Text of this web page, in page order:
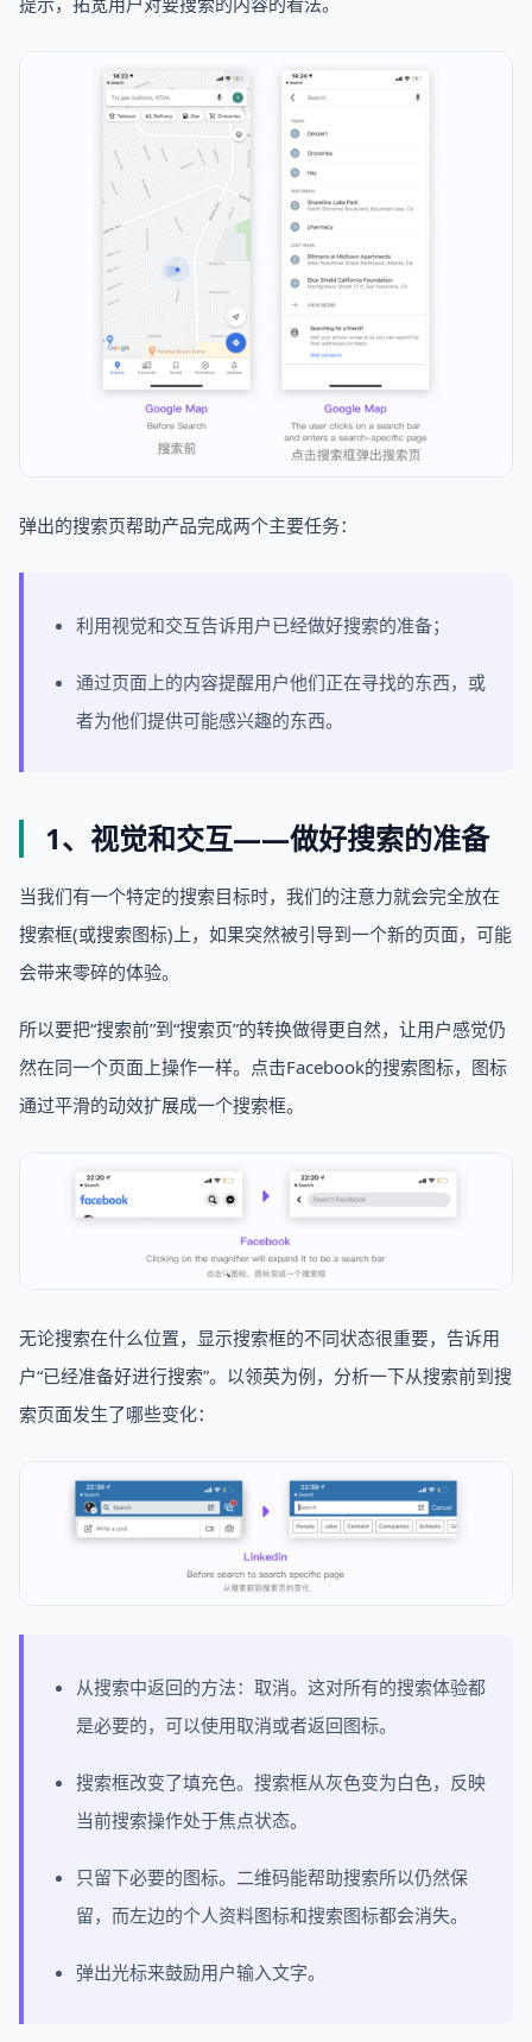
弹出的搜索页帮助产品完成两个主要任务：
利用视觉和交互告诉用户已经做好搜索的准备；
通过页面上的内容提醒用户他们正在寻找的东西，或
者为他们提供可能感兴趣的东西。
1、视觉和交互——做好搜索的准备
当我们有一个特定的搜索目标时，我们的注意力就会完全放在
搜索框(或搜索图标)上，如果突然被引导到一个新的页面，可能
会带来零碎的体验。
所以要把“搜索前”到“搜索页”的转换做得更自然，让用户感觉仍
然在同一个页面上操作一样。点击Facebook的搜索图标，图标
通过平滑的动效扩展成一个搜索框。
无论搜索在什么位置，显示搜索框的不同状态很重要，告诉用
户“已经准备好进行搜索”。以领英为例，分析一下从搜索前到搜
索页面发生了哪些变化：
从搜索中返回的方法：取消。这对所有的搜索体验都
是必要的，可以使用取消或者返回图标。
搜索框改变了填充色。搜索框从灰色变为白色，反映
当前搜索操作处于焦点状态。
只留下必要的图标。二维码能帮助搜索所以仍然保
留，而左边的个人资料图标和搜索图标都会消失。
弹出光标来鼓励用户输入文字。